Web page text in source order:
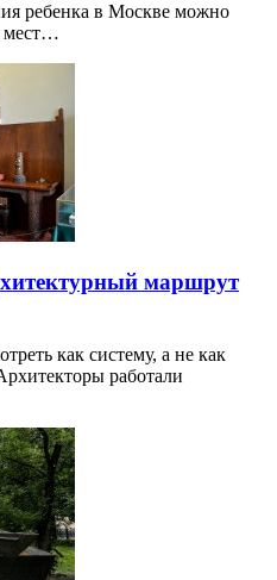
ребенка в Москве можно
мест…
маршрут
как систему, а не как
работали